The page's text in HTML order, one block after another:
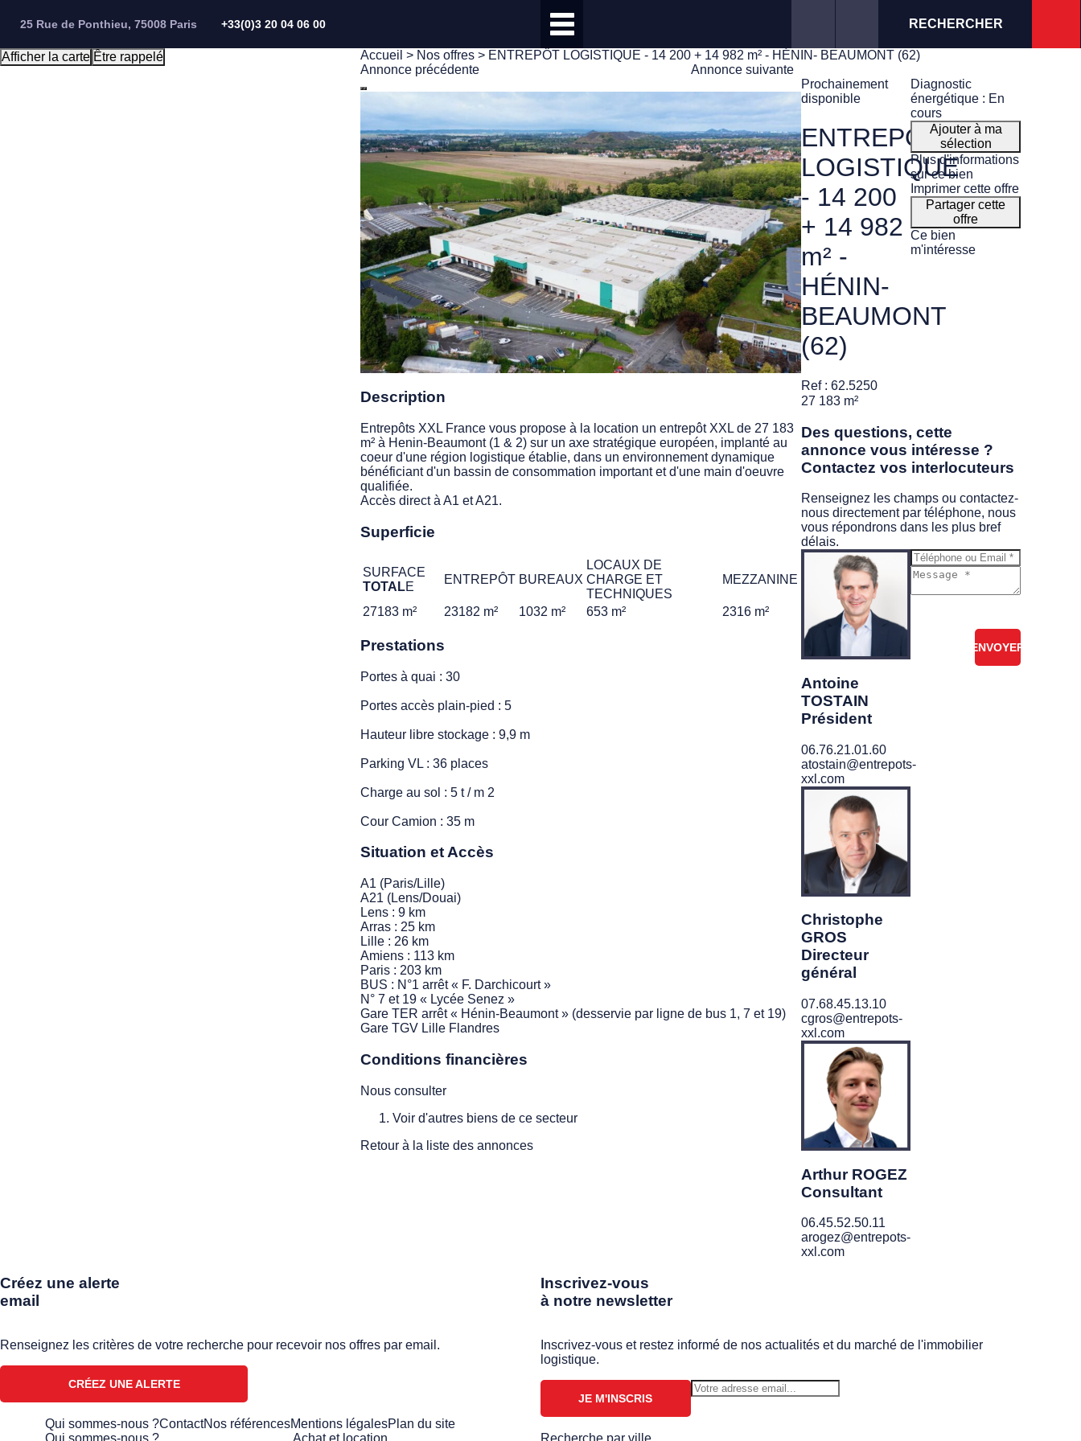
25 Rue de Ponthieu, 75008 Paris +33(0)3 20 04 06 00 RECHERCHER
Afficher la carte Être rappelé Accueil > Nos offres > ENTREPÔT LOGISTIQUE - 14 200 + 14 982 m² - HÉNIN- BEAUMONT (62)
Annonce précédente
Annonce suivante
Description
Entrepôts XXL France vous propose à la location un entrepôt XXL de 27 183
m² à Henin-Beaumont (1 & 2) sur un axe stratégique européen, implanté au
coeur d'une région logistique établie, dans un environnement dynamique
bénéficiant d'un bassin de consommation important et d'une main d'oeuvre
qualifiée.
Accès direct à A1 et A21.
Superficie
SURFACE
TOTALE
ENTREPÔT BUREAUX
LOCAUX DE
CHARGE ET
TECHNIQUES
MEZZANINE
27183 m² 23182 m² 1032 m² 653 m² 2316 m²
Prestations
Portes à quai : 30
Portes accès plain-pied : 5
Hauteur libre stockage : 9,9 m
Parking VL : 36 places
Charge au sol : 5 t / m 2
Cour Camion : 35 m
Situation et Accès
A1 (Paris/Lille)
A21 (Lens/Douai)
Lens : 9 km
Arras : 25 km
Lille : 26 km
Amiens : 113 km
Paris : 203 km
BUS : N°1 arrêt « F. Darchicourt »
N° 7 et 19 « Lycée Senez »
Gare TER arrêt « Hénin-Beaumont » (desservie par ligne de bus 1, 7 et 19)
Gare TGV Lille Flandres
Conditions financières
Nous consulter
Voir d'autres biens de ce secteur
Retour à la liste des annonces
Prochainement
disponible
ENTREPÔT
LOGISTIQUE
- 14 200
+ 14 982
m² -
HÉNIN-
BEAUMONT
(62)
Ref : 62.5250
27 183 m²
Diagnostic
énergétique : En
cours
Ajouter à ma
sélection
Plus d'informations
sur ce bien
Imprimer cette offre
Partager cette
offre
Ce bien
m'intéresse
Des questions, cette
annonce vous intéresse ?
Contactez vos interlocuteurs
Renseignez les champs ou contactez-
nous directement par téléphone, nous
vous répondrons dans les plus bref
délais.
Antoine
TOSTAIN
Président
06.76.21.01.60
atostain@entrepots-
xxl.com
Christophe
GROS
Directeur
général
07.68.45.13.10
cgros@entrepots-
xxl.com
Arthur ROGEZ
Consultant
06.45.52.50.11
arogez@entrepots-
xxl.com
Créez une alerte
email
Renseignez les critères de votre recherche pour recevoir nos offres par email.
CRÉEZ UNE ALERTE
Inscrivez-vous
à notre newsletter
Inscrivez-vous et restez informé de nos actualités et du marché de l'immobilier
logistique.
JE M'INSCRIS
Qui sommes-nous ?ContactNos référencesMentions légalesPlan du site
Qui sommes-nous ?
Achat et location Recherche par ville